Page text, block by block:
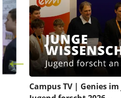
Campus TV | Genies